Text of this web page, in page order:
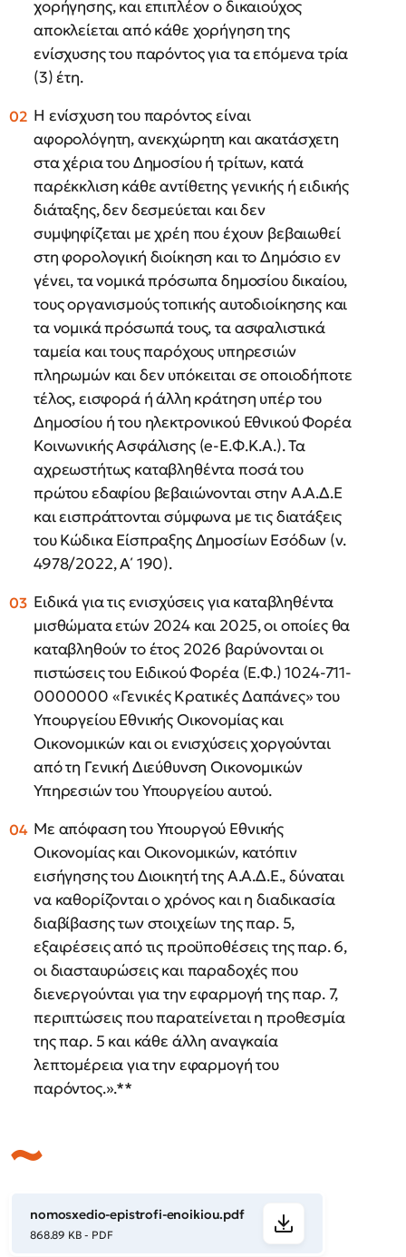
χορήγησης, και επιπλέον ο δικαιούχος
αποκλείεται από κάθε χορήγηση της
ενίσχυσης του παρόντος για τα επόμενα τρία
(3) έτη.
Η ενίσχυση του παρόντος είναι
αφορολόγητη, ανεκχώρητη και ακατάσχετη
στα χέρια του Δημοσίου ή τρίτων, κατά
παρέκκλιση κάθε αντίθετης γενικής ή ειδικής
διάταξης, δεν δεσμεύεται και δεν
συμψηφίζεται με χρέη που έχουν βεβαιωθεί
στη φορολογική διοίκηση και το Δημόσιο εν
γένει, τα νομικά πρόσωπα δημοσίου δικαίου,
τους οργανισμούς τοπικής αυτοδιοίκησης και
τα νομικά πρόσωπά τους, τα ασφαλιστικά
ταμεία και τους παρόχους υπηρεσιών
πληρωμών και δεν υπόκειται σε οποιοδήποτε
τέλος, εισφορά ή άλλη κράτηση υπέρ του
Δημοσίου ή του ηλεκτρονικού Εθνικού Φορέα
Κοινωνικής Ασφάλισης (e-Ε.Φ.Κ.Α.). Τα
αχρεωστήτως καταβληθέντα ποσά του
πρώτου εδαφίου βεβαιώνονται στην Α.Α.Δ.Ε
και εισπράττονται σύμφωνα με τις διατάξεις
του Κώδικα Είσπραξης Δημοσίων Εσόδων (ν.
4978/2022, Α΄ 190).
Ειδικά για τις ενισχύσεις για καταβληθέντα
μισθώματα ετών 2024 και 2025, οι οποίες θα
καταβληθούν το έτος 2026 βαρύνονται οι
πιστώσεις του Ειδικού Φορέα (Ε.Φ.) 1024-711-
0000000 «Γενικές Κρατικές Δαπάνες» του
Υπουργείου Εθνικής Οικονομίας και
Οικονομικών και οι ενισχύσεις χοργούνται
από τη Γενική Διεύθυνση Οικονομικών
Υπηρεσιών του Υπουργείου αυτού.
Με απόφαση του Υπουργού Εθνικής
Οικονομίας και Οικονομικών, κατόπιν
εισήγησης του Διοικητή της Α.Α.Δ.Ε., δύναται
να καθορίζονται ο χρόνος και η διαδικασία
διαβίβασης των στοιχείων της παρ. 5,
εξαιρέσεις από τις προϋποθέσεις της παρ. 6,
οι διασταυρώσεις και παραδοχές που
διενεργούνται για την εφαρμογή της παρ. 7,
περιπτώσεις που παρατείνεται η προθεσμία
της παρ. 5 και κάθε άλλη αναγκαία
λεπτομέρεια για την εφαρμογή του
παρόντος.».**
nomosxedio-epistrofi-enoikiou.pdf
868.89 KB - PDF